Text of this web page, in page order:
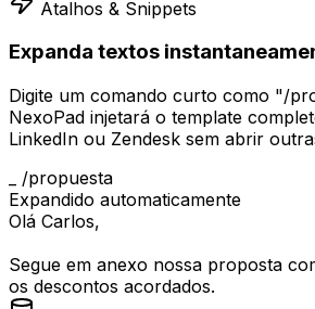
Atalhos & Snippets
Expanda textos
Digite um comando curto como "/
NexoPad injetará o template
LinkedIn ou Zendesk sem abrir
/propuesta
Expandido automaticamente
Olá Carlos,
Segue em anexo nossa proposta
os descontos acordados.